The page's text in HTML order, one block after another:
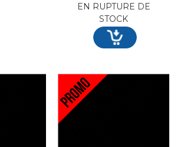
EN RUPTURE DE
STOCK